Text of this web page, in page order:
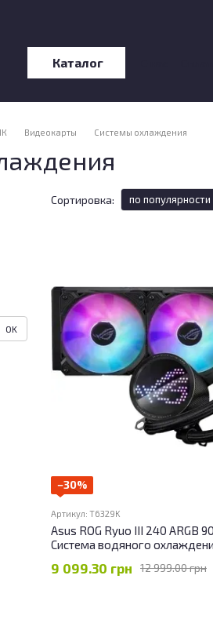
Каталог
Видеокарты Системы охлаждения
Сортировка: по популярности
−30%
Артикул: T6329K
Asus ROG Ryuo III 240 ARGB
Система водяного
12 999.00 грн
9 099.30 грн
OK